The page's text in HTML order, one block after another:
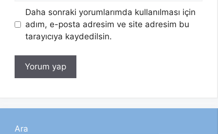
Daha sonraki yorumlarımda kullanılması için
adım, e-posta adresim ve site adresim bu
tarayıcıya kaydedilsin.
Ara